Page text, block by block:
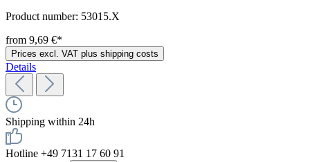
Product number: 53015.X
from 9,69 €*
Prices excl. VAT plus shipping costs
Details
Shipping within 24h
Hotline +49 7131 17 60 91